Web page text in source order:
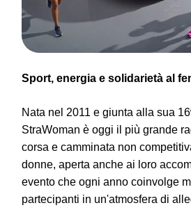
Sport, energia e solidarietà al
Nata nel 2011 e giunta alla sua
StraWoman è oggi il più grande
corsa e camminata non
donne, aperta anche ai loro
evento che ogni anno coinvolge
partecipanti in un'atmosfera di